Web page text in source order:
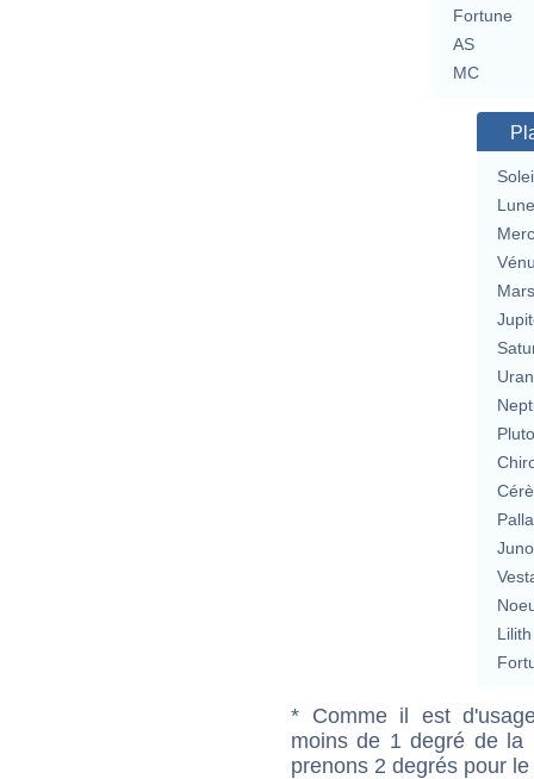
Fortune
AS
MC
Lune
Mars
Lilith
* Comme il est
moins de 1 degré de la
prenons 2 degrés pour